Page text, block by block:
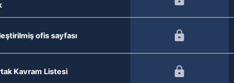
ofis sayfası
Kavram Listesi